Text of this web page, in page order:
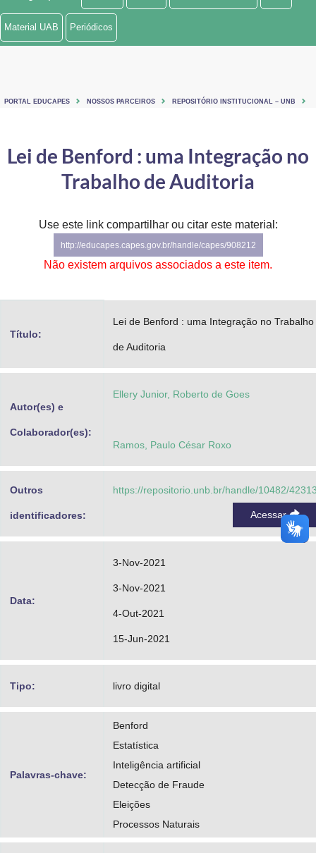
Ministério de Minas e Energia
Controladoria-Geral da União
Secretaria-Geral
Secretaria de Governo
Gabinete de Segurança Institucional
Advocacia-Geral da União
Material UAB Periódicos
PORTAL EDUCAPES NOSSOS PARCEIROS REPOSITÓRIO INSTITUCIONAL – UNB
Lei de Benford : uma Integração no
Trabalho de Auditoria
Use este link compartilhar ou citar este material:
http://educapes.capes.gov.br/handle/capes/908212
Não existem arquivos associados a este item.
Título:
Lei de Benford : uma Integração no Trabalho
de Auditoria
Autor(es) e
Colaborador(es):
Ellery Junior, Roberto de Goes
Ramos, Paulo César Roxo
Outros
identificadores:
https://repositorio.unb.br/handle/10482/
Acessar
Data:
3-Nov-2021
3-Nov-2021
4-Out-2021
15-Jun-2021
Tipo: livro digital
Palavras-chave:
Benford
Estatística
Inteligência artificial
Detecção de Fraude
Eleições
Processos Naturais